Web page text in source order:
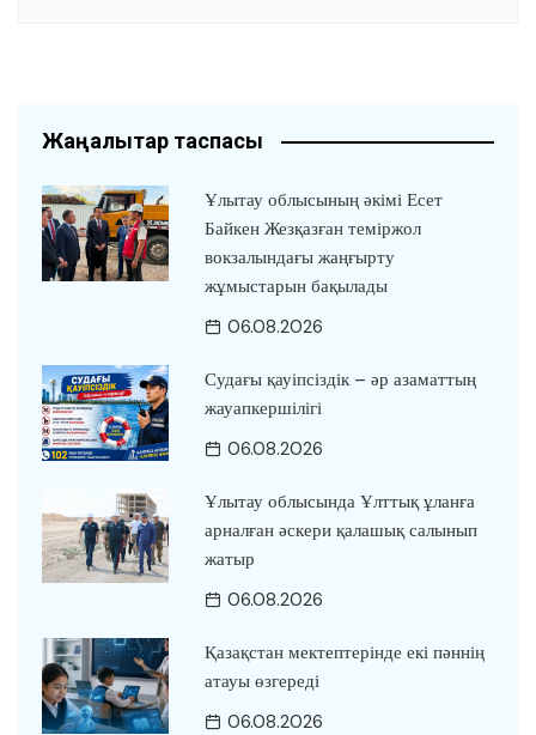
Жаңалықтар таспасы
Ұлытау облысының әкімі Есет
Байкен Жезқазған теміржол
вокзалындағы жаңғырту
жұмыстарын бақылады
06.08.2026
Судағы қауіпсіздік – әр азаматтың
жауапкершілігі
06.08.2026
Ұлытау облысында Ұлттық ұланға
арналған әскери қалашық салынып
жатыр
06.08.2026
Қазақстан мектептерінде екі пәннің
атауы өзгереді
06.08.2026